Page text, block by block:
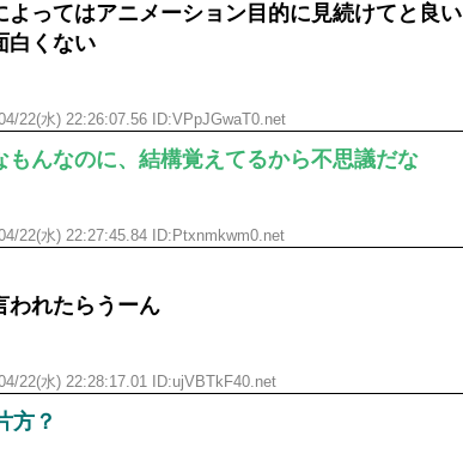
よってはアニメーション目的に見続けてと良い
白くない
22(水) 22:26:07.56 ID:VPpJGwaT0.net
もんなのに、結構覚えてるから不思議だな
22(水) 22:27:45.84 ID:Ptxnmkwm0.net
われたらうーん
22(水) 22:28:17.01 ID:ujVBTkF40.net
方？